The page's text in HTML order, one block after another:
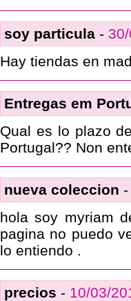
soy particula -
Hay tiendas en
Entregas em
Qual es lo plazo
Portugal?? Non
nueva coleccion
hola soy myriam
pagina no puedo
lo entiendo .
precios - 10/03/